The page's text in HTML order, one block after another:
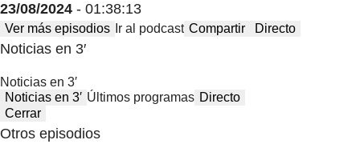
23/08/2024 - 01:38:13
Ver más episodios Ir al podcast Compartir Directo
Noticias en 3′
Noticias en 3′
Noticias en 3′ Últimos programas Directo
Cerrar
Otros episodios